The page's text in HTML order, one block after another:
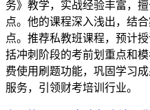
务》教学，实战经验丰富，
点。他的课程深入浅出，结
点。推荐私教班课程，预计
括冲刺阶段的考前划重点和
费使用刷题功能，巩固学习
服务，引领财考培训行业。